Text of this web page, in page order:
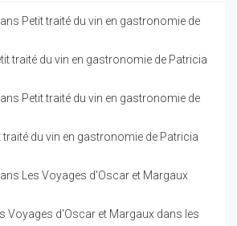
Petit traité du vin en gastronomie de
traité du vin en gastronomie de Patricia
Petit traité du vin en gastronomie de
traité du vin en gastronomie de Patricia
Les Voyages d'Oscar et Margaux
Voyages d'Oscar et Margaux dans les